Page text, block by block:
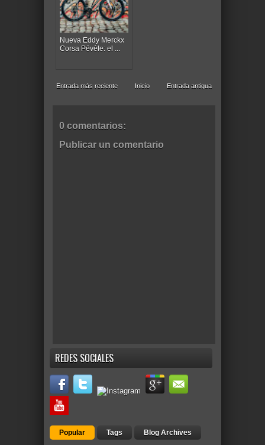
Nueva Eddy Merckx
Corsa Pévèle: el ...
Entrada más reciente Entrada antigua
Inicio
0 comentarios:
Publicar un comentario
REDES SOCIALES
Popular Tags Blog Archives